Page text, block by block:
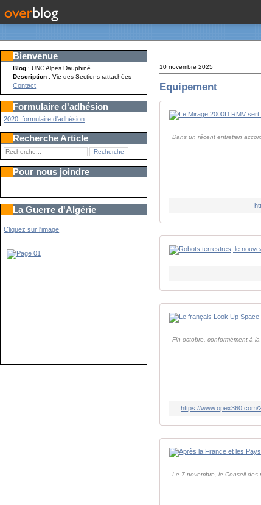
Bienvenue
Blog : UNC Alpes Dauphiné
Description: Vie des Sections rattachées
Contact
Formulaire d'adhésion
2020: formulaire d'adhésion
Recherche Article
Pour nous joindre
La Guerre d'Algérie
Cliquez sur l'image
10 novembre 2025
Equipement
Dans un récent entretien
Fin octobre, conformément à
https://
Le 7 novembre, le Conseil des